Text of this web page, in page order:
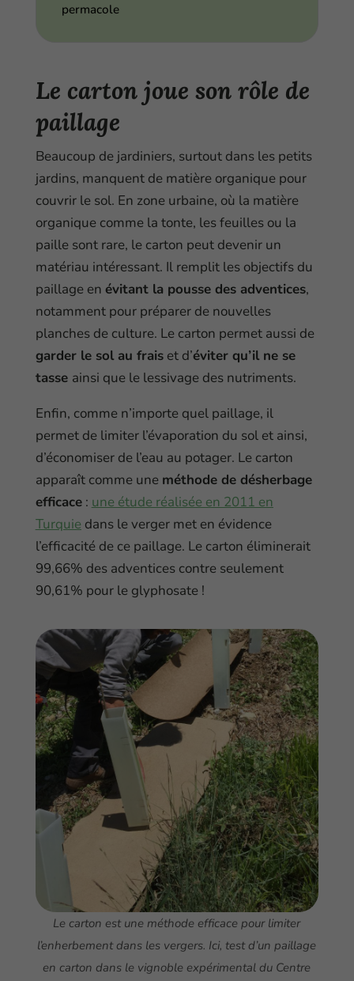
permacole
Le carton joue son rôle de
paillage
Beaucoup de jardiniers, surtout dans les petits
jardins, manquent de matière organique pour
couvrir le sol. En zone urbaine, où la matière
organique comme la tonte, les feuilles ou la
paille sont rare, le carton peut devenir un
matériau intéressant. Il remplit les objectifs du
paillage en évitant la pousse des adventices,
notamment pour préparer de nouvelles
planches de culture. Le carton permet aussi de
garder le sol au fraiset d’éviter qu’il ne se
tasse ainsi que le lessivage des nutriments.
Enfin, comme n’importe quel paillage, il
permet de limiter l’évaporation du sol et ainsi,
d’économiser de l’eau au potager. Le carton
apparaît comme une méthode de désherbage
efficace: une étude réalisée en 2011 en
Turquie dans le verger met en évidence
l’efficacité de ce paillage. Le carton éliminerait
99,66% des adventices contre seulement
90,61% pour le glyphosate !
Le carton est une méthode efficace pour limiter
l’enherbement dans les vergers. Ici, test d’un paillage
en carton dans le vignoble expérimental du Centre